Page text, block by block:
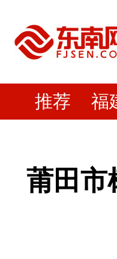
推荐 福
莆田市